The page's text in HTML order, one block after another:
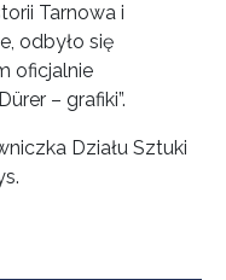
Tarnowa i
odbyło się
oficjalnie
– grafiki”.
Działu Sztuki